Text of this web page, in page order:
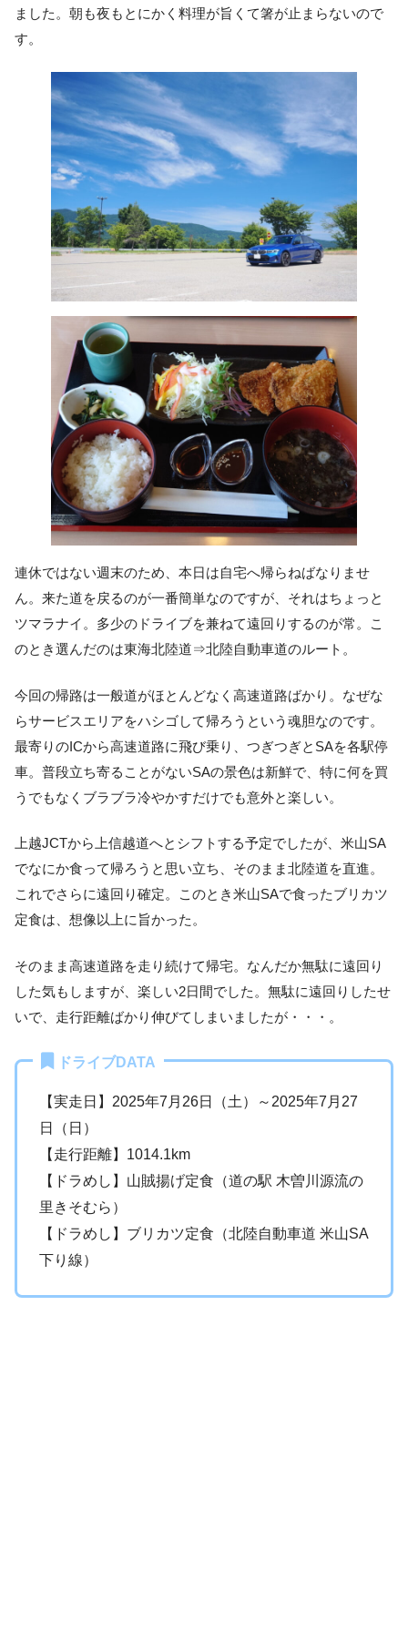
ました。朝も夜もとにかく料理が旨くて箸が止まらないので
す。
連休ではない週末のため、本日は自宅へ帰らねばなりませ
ん。来た道を戻るのが一番簡単なのですが、それはちょっと
ツマラナイ。多少のドライブを兼ねて遠回りするのが常。こ
のとき選んだのは東海北陸道⇒北陸自動車道のルート。
今回の帰路は一般道がほとんどなく高速道路ばかり。なぜな
らサービスエリアをハシゴして帰ろうという魂胆なのです。
最寄りのICから高速道路に飛び乗り、つぎつぎとSAを各駅停
車。普段立ち寄ることがないSAの景色は新鮮で、特に何を買
うでもなくブラブラ冷やかすだけでも意外と楽しい。
上越JCTから上信越道へとシフトする予定でしたが、米山SA
でなにか食って帰ろうと思い立ち、そのまま北陸道を直進。
これでさらに遠回り確定。このとき米山SAで食ったブリカツ
定食は、想像以上に旨かった。
そのまま高速道路を走り続けて帰宅。なんだか無駄に遠回り
した気もしますが、楽しい2日間でした。無駄に遠回りしたせ
いで、走行距離ばかり伸びてしまいましたが・・・。
ドライブDATA
【実走日】2025年7月26日（土）～2025年7月27
日（日）
【走行距離】1014.1km
【ドラめし】山賊揚げ定食（道の駅 木曽川源流の
里きそむら）
【ドラめし】ブリカツ定食（北陸自動車道 米山SA
下り線）